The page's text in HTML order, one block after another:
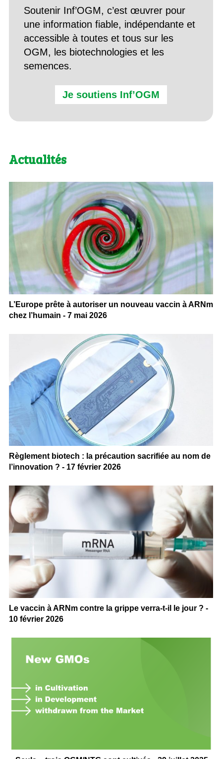
Soutenir Inf’OGM, c’est œuvrer pour
une information fiable, indépendante et
accessible à toutes et tous sur les
OGM, les biotechnologies et les
semences.
Je soutiens Inf’OGM
Actualités
L’Europe prête à autoriser un nouveau vaccin à ARNm
chez l’humain - 7 mai 2026
Règlement biotech : la précaution sacrifiée au nom de
l’innovation ? - 17 février 2026
Le vaccin à ARNm contre la grippe verra-t-il le jour ? -
10 février 2026